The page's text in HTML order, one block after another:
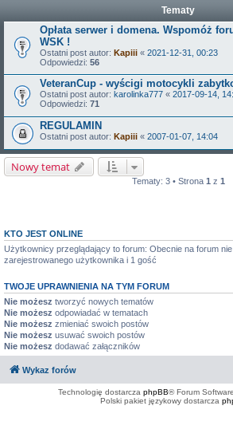
Tematy
Opłata serwer i domena. Wspomóż
WSK !
Ostatni post autor: Kapiii « 2021-12-31, 00:23
Odpowiedzi: 56
VeteranCup - wyścigi motocykli
Ostatni post autor: karolinka777 « 2017-09-14,
Odpowiedzi: 71
REGULAMIN
Ostatni post autor: Kapiii « 2007-01-07, 14:04
Nowy temat
Tematy: 3 • Strona 1 z 1
KTO JEST ONLINE
Użytkownicy przeglądający to forum: Obecnie na forum
zarejestrowanego użytkownika i 1 gość
TWOJE UPRAWNIENIA NA TYM FORUM
Nie możesz tworzyć nowych tematów
Nie możesz odpowiadać w tematach
Nie możesz zmieniać swoich postów
Nie możesz usuwać swoich postów
Nie możesz dodawać załączników
Wykaz forów
Technologię dostarcza phpBB® Forum
Polski pakiet językowy dostarcza